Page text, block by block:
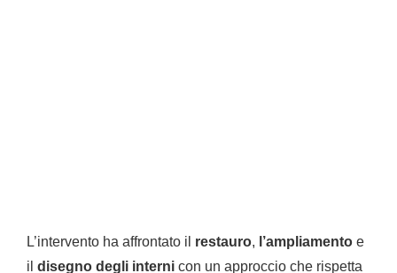
L’intervento ha affrontato il restauro, l’ampliamento e
il disegno degli interni con un approccio che rispetta